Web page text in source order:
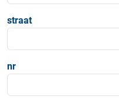
straat
nr